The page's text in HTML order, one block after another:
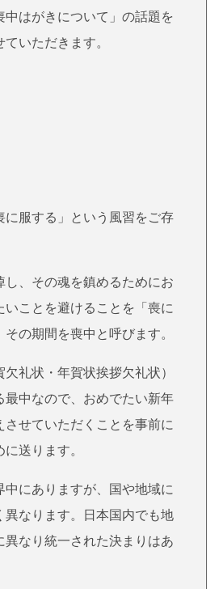
中はがきについて」の話題を
いただきます。
服する」
という風習をご存
し、その魂を鎮めるためにお
いことを避けることを「喪に
の期間を喪中と呼びます。
礼状・年賀状挨拶欠礼状）
最中なので、おめでたい新年
させていただくことを事前に
送ります。
中にありますが、国や地域に
異なります。日本国内でも地
異なり統一された決まりはあ